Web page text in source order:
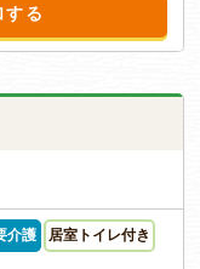
る
介護 居室トイレ付き